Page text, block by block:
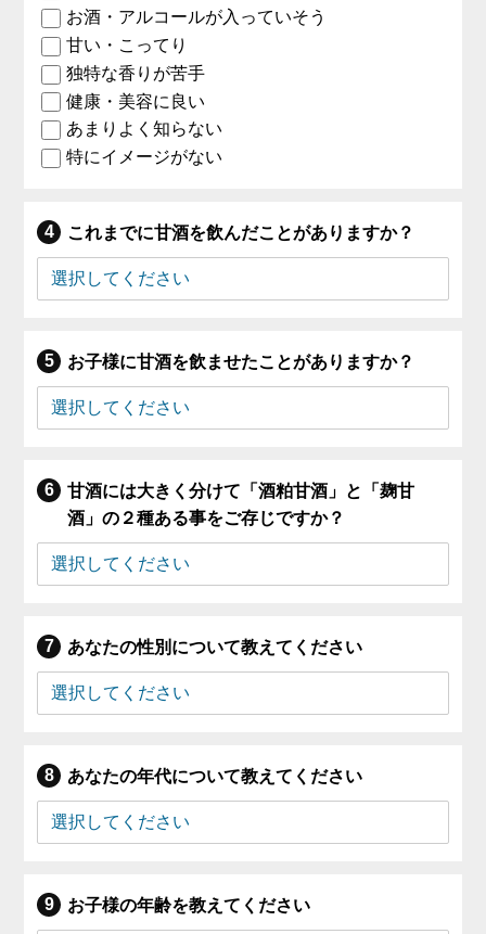
お酒・アルコールが入っていそう
甘い・こってり
独特な香りが苦手
健康・美容に良い
あまりよく知らない
特にイメージがない
これまでに甘酒を飲んだことがありますか？
お子様に甘酒を飲ませたことがありますか？
甘酒には大きく分けて「酒粕甘酒」と「麹甘
酒」の２種ある事をご存じですか？
あなたの性別について教えてください
あなたの年代について教えてください
お子様の年齢を教えてください